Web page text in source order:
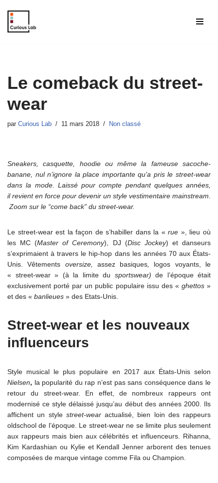
Aller
Le comeback du street-
wear
par Curious Lab 11 mars 2018 Non classé
Sneakers, casquette, hoodie ou même la fameuse sacoche-
banane, nul n’ignore la place importante qu’a pris le street-wear
dans la mode. Laissé pour compte pendant quelques années,
il revient en force pour devenir un style vestimentaire mainstream.
Zoom sur le “come back” du street-wear.
Le street-wear est la façon de s’habiller dans la «rue », lieu où
les MC (Master of Ceremony), DJ (Disc Jockey) et danseurs
s’exprimaient à travers le hip-hop dans les années 70 aux États-
Unis. Vêtements oversize, assez basiques
logos voyants, le
« street-wear » (à la limite du sportswear) de l’époque était
exclusivement porté par un public populaire issu des « ghettos»
et des « banlieues » des Etats-Unis.
Street-wear et les nouveaux
influenceurs
Style musical le plus populaire en 2017 aux États-Unis selon
Nielsen, la popularité du rap n’est pas sans conséquence dans le
retour du street-wear. En effet, de nombreux rappeurs ont
modernisé ce style délaissé jusqu’au début des années 2000. Ils
affichent un style street-wearactualisé, bien loin des rappeurs
oldschool de l’époque. Le street-wear ne se limite plus seulement
aux rappeurs mais bien aux célébrités et influenceurs. Rihanna,
Kim Kardashian ou Kylie et Kendall Jenner arborent des tenues
composées de marque vintage comme Fila ou Champion.